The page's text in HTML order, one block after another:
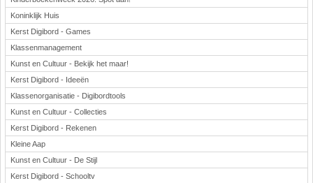
Koninklijk Huis
Kerst Digibord - Games
Klassenmanagement
Kunst en Cultuur - Bekijk het maar!
Kerst Digibord - Ideeën
Klassenorganisatie - Digibordtools
Kunst en Cultuur - Collecties
Kerst Digibord - Rekenen
Kleine Aap
Kunst en Cultuur - De Stijl
Kerst Digibord - Schooltv